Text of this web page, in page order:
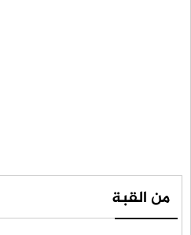
من القبة